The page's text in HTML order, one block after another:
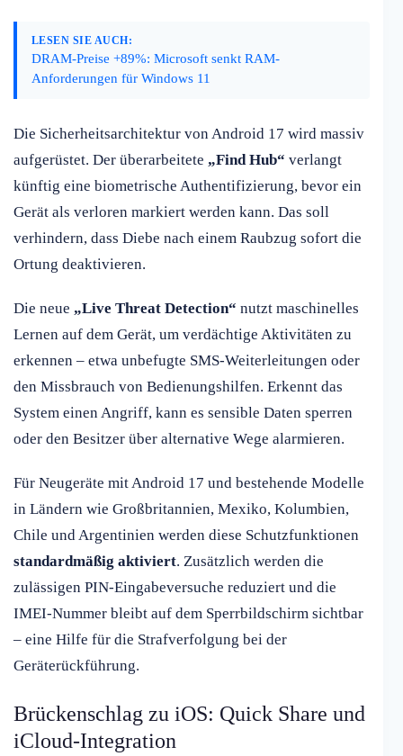
LESEN SIE AUCH:
DRAM-Preise +89%: Microsoft senkt RAM-
Anforderungen für Windows 11
Die Sicherheitsarchitektur von Android 17 wird massiv
aufgerüstet. Der überarbeitete „Find Hub“ verlangt
künftig eine biometrische Authentifizierung, bevor ein
Gerät als verloren markiert werden kann. Das soll
verhindern, dass Diebe nach einem Raubzug sofort die
Ortung deaktivieren.
Die neue „Live Threat Detection“ nutzt maschinelles
Lernen auf dem Gerät, um verdächtige Aktivitäten zu
erkennen – etwa unbefugte SMS-Weiterleitungen oder
den Missbrauch von Bedienungshilfen. Erkennt das
System einen Angriff, kann es sensible Daten sperren
oder den Besitzer über alternative Wege alarmieren.
Für Neugeräte mit Android 17 und bestehende Modelle
in Ländern wie Großbritannien, Mexiko, Kolumbien,
Chile und Argentinien werden diese Schutzfunktionen
standardmäßig aktiviert. Zusätzlich werden die
zulässigen PIN-Eingabeversuche reduziert und die
IMEI-Nummer bleibt auf dem Sperrbildschirm sichtbar
– eine Hilfe für die Strafverfolgung bei der
Geräterückführung.
Brückenschlag zu iOS: Quick Share und
iCloud-Integration